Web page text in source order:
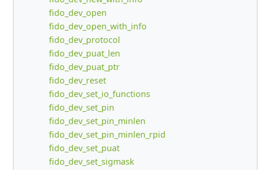
fido_dev_open
fido_dev_open_with_info
fido_dev_protocol
fido_dev_puat_len
fido_dev_puat_ptr
fido_dev_reset
fido_dev_set_io_functions
fido_dev_set_pin
fido_dev_set_pin_minlen
fido_dev_set_pin_minlen_rpid
fido_dev_set_puat
fido_dev_set_sigmask